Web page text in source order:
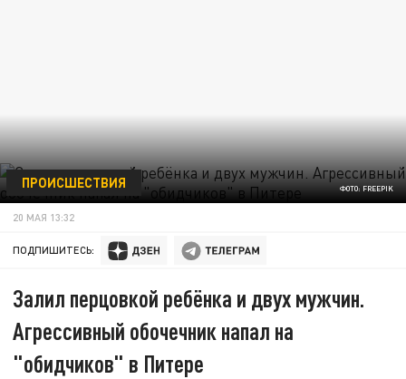
ФОТО: FREEPIK
ПРОИСШЕСТВИЯ
20 МАЯ 13:32
ПОДПИШИТЕСЬ:
Залил перцовкой ребёнка и двух мужчин.
Агрессивный обочечник напал на
"обидчиков" в Питере